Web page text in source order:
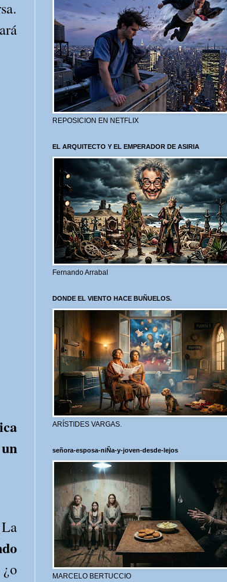
REPOSICION EN NETFLIX
EL ARQUITECTO Y EL EMPERADOR DE ASIRIA
Fernando Arrabal
DONDE EL VIENTO HACE BUÑUELOS.
ARÍSTIDES VARGAS.
señora-esposa-niÑa-y-joven-desde-lejos
MARCELO BERTUCCIO